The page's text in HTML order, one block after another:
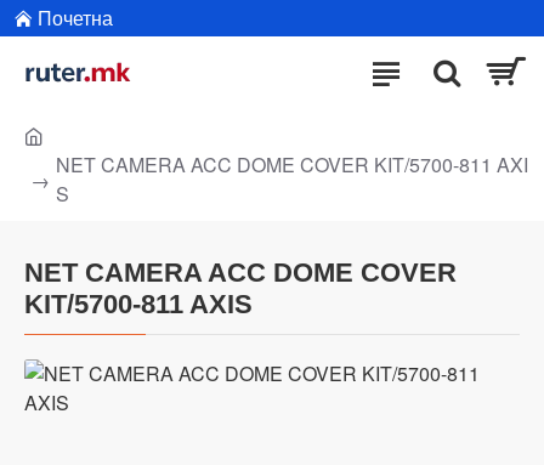
Почетна
NET CAMERA ACC DOME COVER KIT/5700-811 AXI
S
NET CAMERA ACC DOME COVER
KIT/5700-811 AXIS